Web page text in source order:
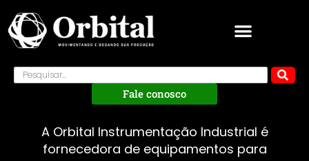
Fale conosco
A Orbital Instrumentação Industrial é
fornecedora de equipamentos para